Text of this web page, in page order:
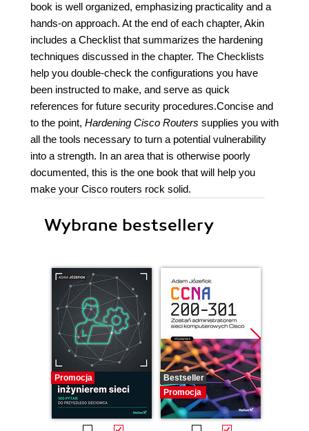
book is well organized, emphasizing practicality and a
hands-on approach. At the end of each chapter, Akin
includes a Checklist that summarizes the hardening
techniques discussed in the chapter. The Checklists
help you double-check the configurations you have
been instructed to make, and serve as quick
references for future security procedures.Concise and
to the point, Hardening Cisco Routers supplies you with
all the tools necessary to turn a potential vulnerability
into a strength. In an area that is otherwise poorly
documented, this is the one book that will help you
make your Cisco routers rock solid.
Wybrane bestsellery
Promocja
Bestseller
Promocja